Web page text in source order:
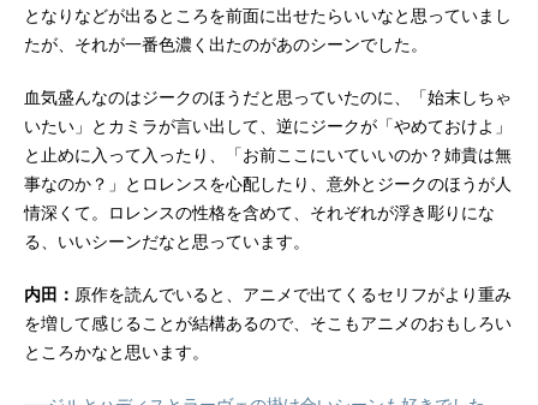
となりなどが出るところを前面に出せたらいいなと思っていまし
たが、それが一番色濃く出たのがあのシーンでした。
血気盛んなのはジークのほうだと思っていたのに、「始末しちゃ
いたい」とカミラが言い出して、逆にジークが「やめておけよ」
と止めに入って入ったり、「お前ここにいていいのか？姉貴は無
事なのか？」とロレンスを心配したり、意外とジークのほうが人
情深くて。ロレンスの性格を含めて、それぞれが浮き彫りにな
る、いいシーンだなと思っています。
内田： 原作を読んでいると、アニメで出てくるセリフがより重み
を増して感じることが結構あるので、そこもアニメのおもしろい
ところかなと思います。